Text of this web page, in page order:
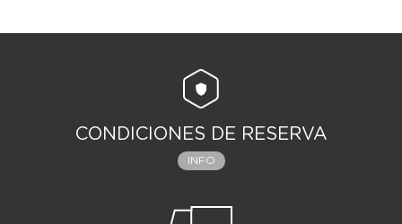
CONDICIONES DE RESERVA
INFO